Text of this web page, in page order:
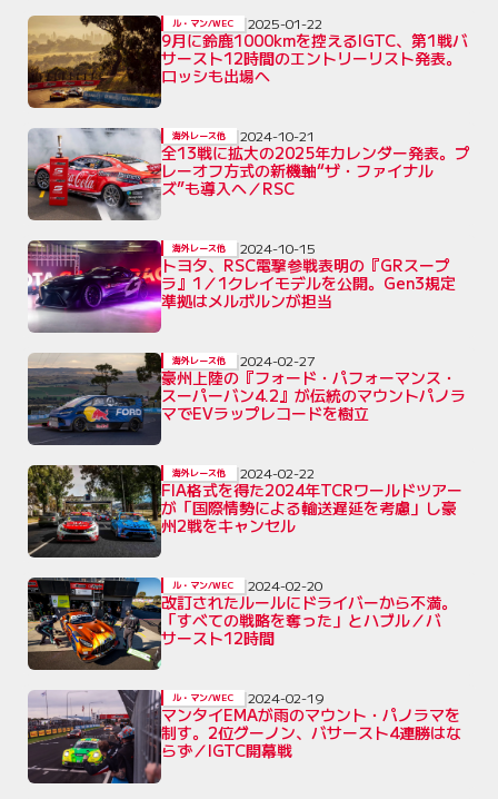
9月に鈴鹿1000kmを控えるIGTC、第1戦バ
サースト12時間のエントリーリスト発表。
ロッシも出場へ
ル・マン/WEC 2025-01-22
全13戦に拡大の2025年カレンダー発表。プ
レーオフ方式の新機軸“ザ・ファイナル
ズ”も導入へ／RSC
海外レース他 2024-10-21
トヨタ、RSC電撃参戦表明の『GRスープ
ラ』1／1クレイモデルを公開。Gen3規定
準拠はメルボルンが担当
海外レース他 2024-10-15
豪州上陸の『フォード・パフォーマンス・
スーパーバン4.2』が伝統のマウントパノラ
マでEVラップレコードを樹立
海外レース他 2024-02-27
FIA格式を得た2024年TCRワールドツアー
が「国際情勢による輸送遅延を考慮」し豪
州2戦をキャンセル
海外レース他 2024-02-22
改訂されたルールにドライバーから不満。
「すべての戦略を奪った」とハブル／バ
サースト12時間
ル・マン/WEC 2024-02-20
マンタイEMAが雨のマウント・パノラマを
制す。2位グーノン、バサースト4連勝はな
らず／IGTC開幕戦
ル・マン/WEC 2024-02-19